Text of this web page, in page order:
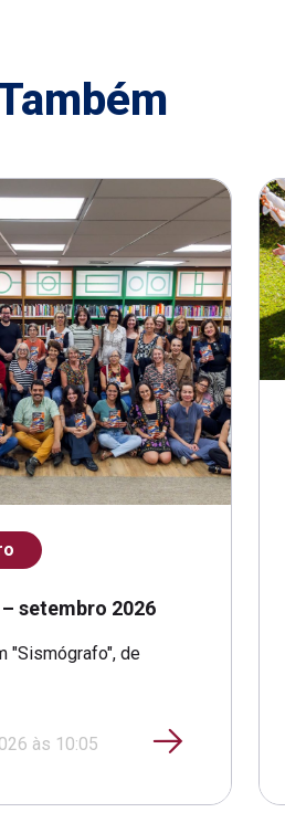
setembro 2026
de
às 10:05